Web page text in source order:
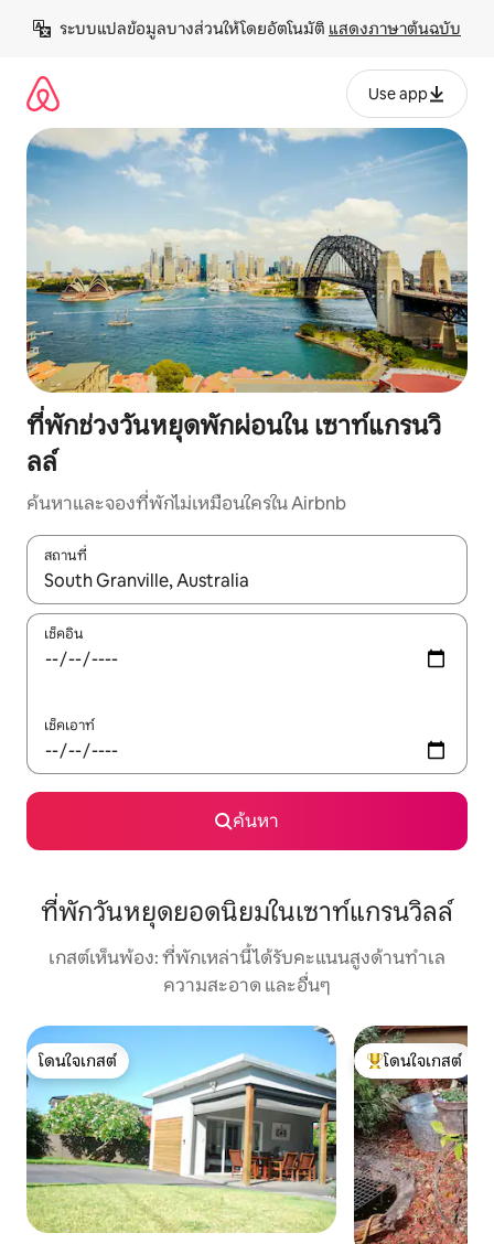
เนื้อหา
ระบบแปลข้อมูลบางส่วนให้โดยอัตโนมัติ แสดงภาษาต้นฉบับ
Use app
ที่พักช่วงวันหยุดพักผ่อนใน เซาท์แกรนวิ
ลล์
ค้นหาและจองที่พักไม่เหมือนใครใน Airbnb
สถานที่
ใช้ลูกศรขึ้นลง หรือใช้การสัมผัสหรือปัด เพื่อสำรวจผลการค้นหา
เช็คอิน
เช็คเอาท์
ค้นหา
ที่พักวันหยุดยอดนิยมในเซาท์แกรนวิลล์
เกสต์เห็นพ้อง: ที่พักเหล่านี้ได้รับคะแนนสูงด้านทำเล
ความสะอาด และอื่นๆ
โดนใจเกสต์
โดนใจเกสต์
โดนใจเกสต์ที่สุด
โดนใจเกสต์